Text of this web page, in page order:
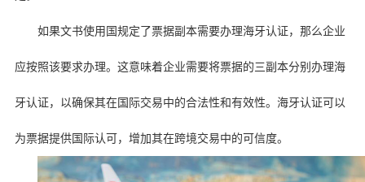
如果文书使用国规定了票据副本需要办理海牙认证，那么企业
应按照该要求办理。这意味着企业需要将票据的三副本分别办理海
牙认证，以确保其在国际交易中的合法性和有效性。海牙认证可以
为票据提供国际认可，增加其在跨境交易中的可信度。